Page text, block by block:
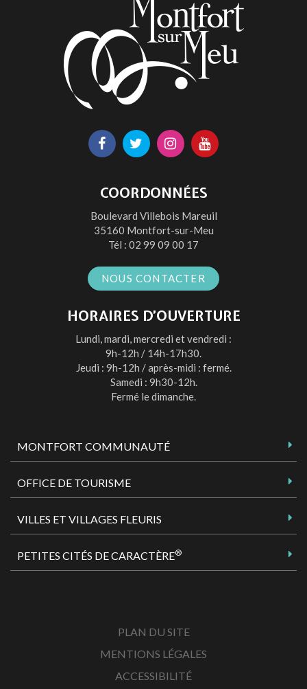
Lien
le
compte
Facebook
Lien
le
compte
Twitter
Lien
le
compte
Instagram
Lien
la
chaîne
Youtube
COORDONNÉES
Boulevard Villebois Mareuil
35160 Montfort-sur-Meu
Tél : 02 99 09 00 17
NOUS CONTACTER
HORAIRES D’OUVERTURE
Lundi, mardi, mercredi et vendredi :
9h-12h / 14h-17h30.
Jeudi : 9h-12h / après-midi : fermé.
Samedi : 9h30-12h.
Fermé le dimanche.
MONTFORT COMMUNAUTÉ
OFFICE DE TOURISME
VILLES ET VILLAGES FLEURIS
PETITES CITÉS DE CARACTÈRE®
PLAN DU SITE
MENTIONS LÉGALES
ACCESSIBILITÉ